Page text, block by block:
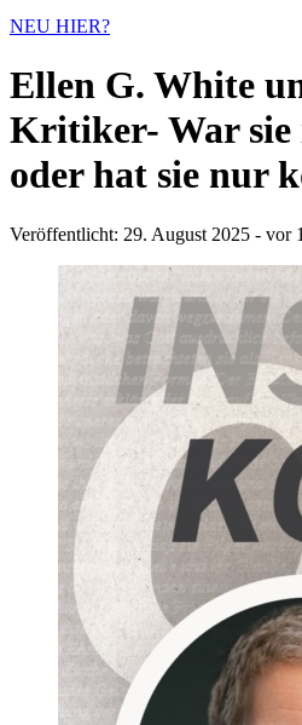
NEU HIER?
Ellen G. White
Kritiker- War
oder hat sie nur
Veröffentlicht: 29. August 2025 - vor